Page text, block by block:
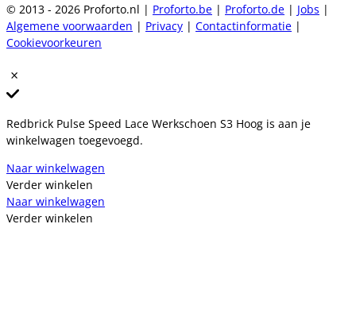
© 2013 - 2026 Proforto.nl | Proforto.be | Proforto.de | Jobs |
Algemene voorwaarden | Privacy | Contactinformatie |
Cookievoorkeuren
Redbrick Pulse Speed Lace Werkschoen S3 Hoog is aan je
winkelwagen toegevoegd.
Naar winkelwagen
Verder winkelen
Naar winkelwagen
Verder winkelen